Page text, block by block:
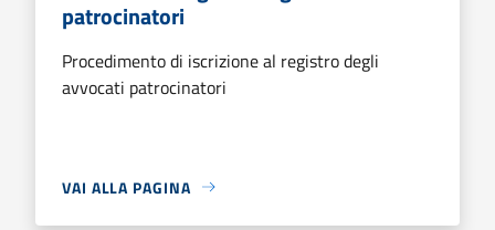
patrocinatori
Procedimento di iscrizione al registro degli
avvocati patrocinatori
VAI ALLA PAGINA